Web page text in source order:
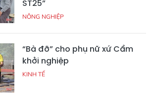
ST25”
NÔNG NGHIỆP
“Bà đỡ” cho phụ nữ xứ Cẩm
khởi nghiệp
KINH TẾ